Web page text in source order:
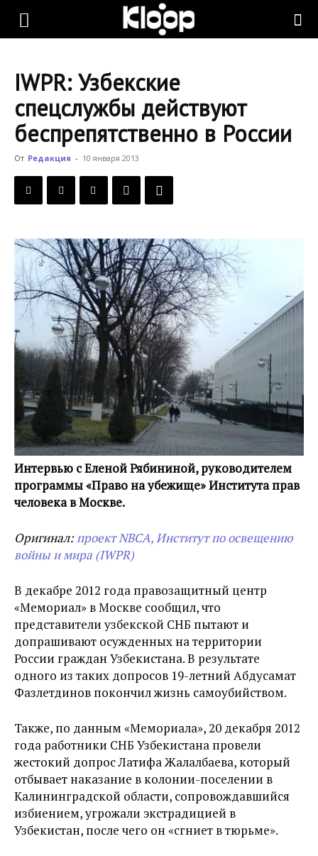
KLOOP.KG
Новости
Кыргызстана
IWPR: Узбекские
спецслужбы действуют
беспрепятственно в России
От Редакция - 10 января 2013
Интервью с Еленой Рябининой, руководителем
программы «Право на убежище» Института прав
человека в Москве.
Оригинал: проект NBCA, Институт по освещению
войны и мира (IWPR)
В декабре 2012 года правозащитный центр
«Мемориал» в Москве сообщил, что
представители узбекской СНБ пытают и
допрашивают осужденных на территории
России граждан Узбекистана. В результате
одного из таких допросов 19-летний Абдусамат
Фазлетдинов покончил жизнь самоубийством.
Также, по данным «Мемориала», 20 декабря 2012
года работники СНБ Узбекистана провели
жестокий допрос Латифа Жалалбаева, который
отбывает наказание в колонии-поселении в
Калининградской области, сопровождавшийся
избиением, угрожали экстрадицией в
Узбекистан, после чего он «сгниет в тюрьме».